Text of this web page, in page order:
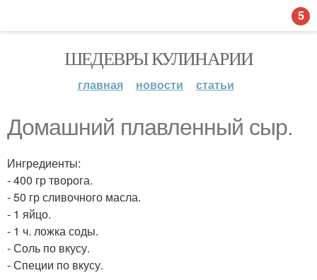
ШЕДЕВРЫ КУЛИНАРИИ
главная новости статьи
Домашний плавленный сыр.
Ингредиенты:
- 400 гр творога.
- 50 гр сливочного масла.
- 1 яйцо.
- 1 ч. ложка соды.
- Соль по вкусу.
- Специи по вкусу.
5